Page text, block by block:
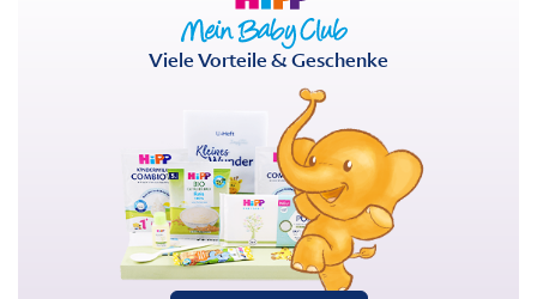
Viele Vorteile & Geschenke